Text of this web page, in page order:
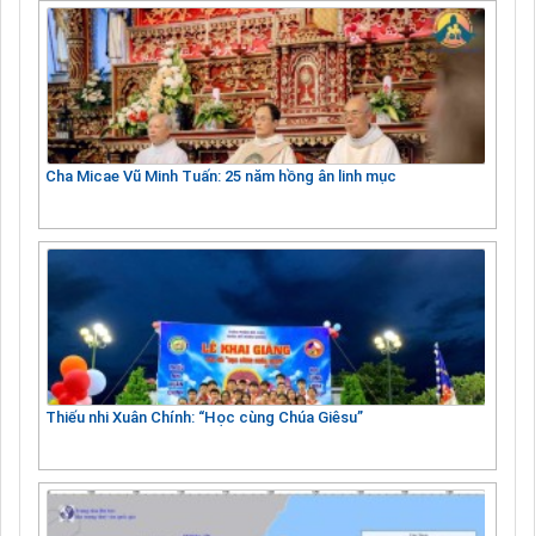
Cha Micae Vũ Minh Tuấn: 25 năm hồng ân linh mục
Thiếu nhi Xuân Chính: “Học cùng Chúa Giêsu”